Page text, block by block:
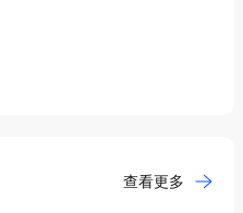
查看更多